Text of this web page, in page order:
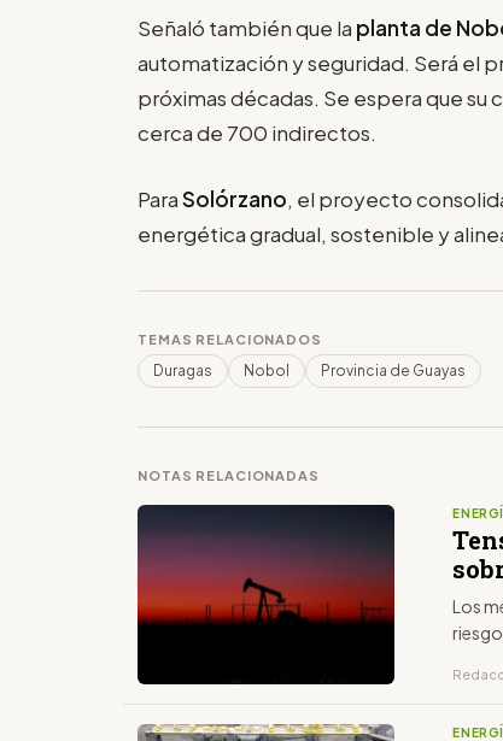
Señaló también que la planta de
automatización y seguridad. Será el
próximas décadas. Se espera que
cerca de 700 indirectos.
ParaSolórzano, el proyecto
energética gradual, sostenible y
TEMAS RELACIONADOS
Duragas Nobol Provincia de Guayas
NOTAS RELACIONADAS
Los